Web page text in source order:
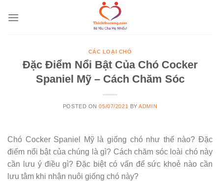
CÁC LOẠI CHÓ
Đặc Điểm Nổi Bật Của Chó Cocker
Spaniel Mỹ – Cách Chăm Sóc
POSTED ON05/07/2021 BYADMIN
Chó Cocker Spaniel Mỹ là giống chó như thế nào? Đặc
điểm nổi bật của chúng là gì? Cách chăm sóc loài chó này
cần lưu ý điều gì? Đặc biệt có vấn để sức khoẻ nào cần
lưu tâm khi nhận nuôi giống chó này?